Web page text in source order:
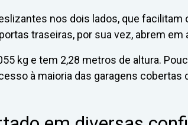
nos dois lados, que
traseiras, por sua vez, abrem em
kg e tem 2,28 metros de altura.
à maioria das garagens